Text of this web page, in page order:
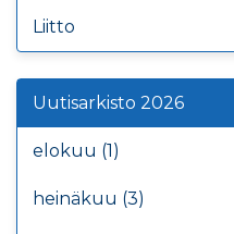
Liitto
Uutisarkisto 2026
elokuu (1)
heinäkuu (3)